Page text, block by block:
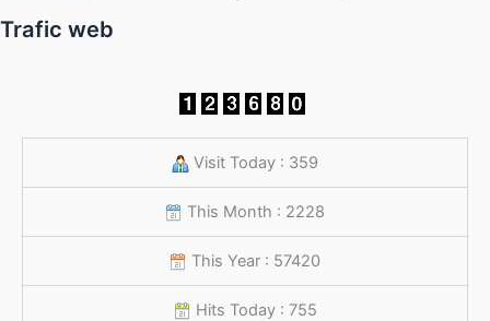
Trafic web
Visit Today : 359
This Month : 2228
This Year : 57420
Hits Today : 755